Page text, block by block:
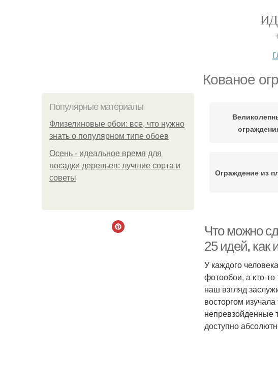
Кованое
Популярные материалы
Флизелиновые обои: все, что нужно
знать о популярном типе обоев
Осень - идеальное время для
посадки деревьев: лучшие сорта и
советы
Ограждение из
Что можно
25 идей, как
У каждого
фотообои, а кто-
наш взгляд
восторгом
непревзойденные
доступно